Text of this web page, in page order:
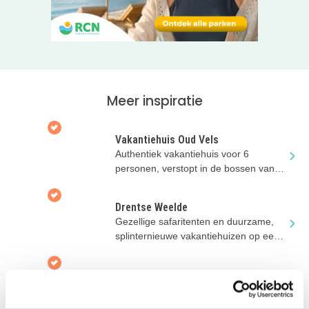
Al zin gekregen in een trip naar de Ardennen? Klik door
naar de website van de boerencamping in België en check
Meer inspiratie
Vakantiehuis Oud Vels
Authentiek vakantiehuis voor 6
personen, verstopt in de bossen van
Drentse Weelde
Gezellige safaritenten en duurzame,
splinternieuwe vakantiehuizen op een
5-sterren familiecamping met een